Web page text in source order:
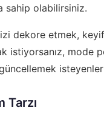
sahip olabilirsiniz.
dekore etmek,
istiyorsanız, mode
Tarzı